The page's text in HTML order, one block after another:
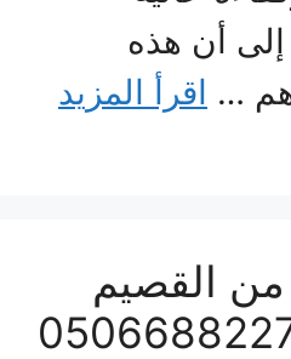
إلى أن هذه
… اقرأ المزيد
القصيم